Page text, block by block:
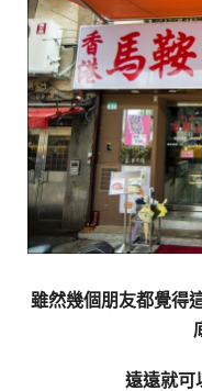
雖然幾個朋友都覺得
遠遠就可